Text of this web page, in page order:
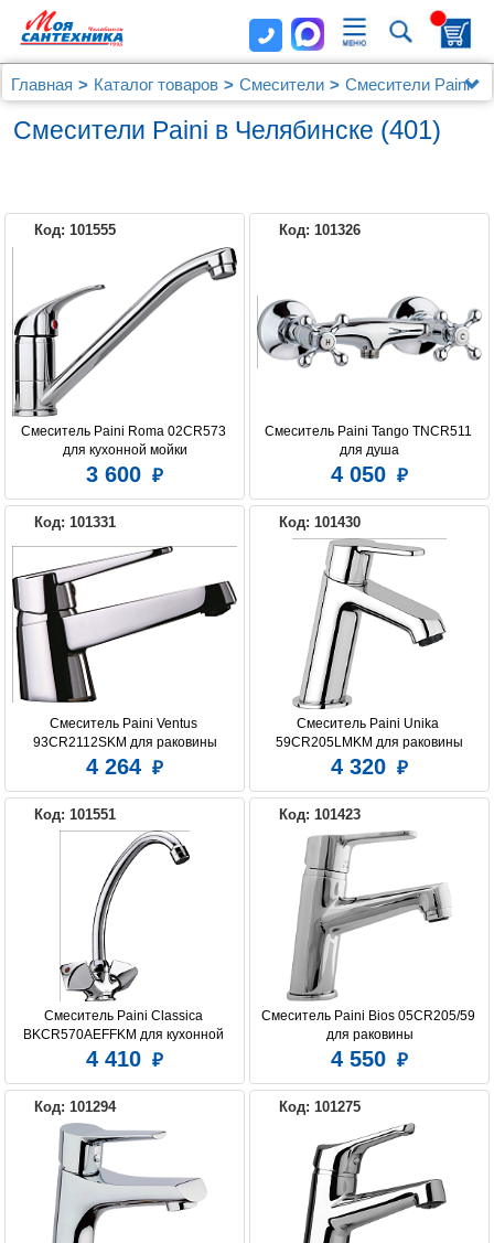
Главная Каталог товаров Смесители Смесители Paini
Смесители Paini в Челябинске (401)
Код: 101555
Смеситель Paini Roma 02CR573
для кухонной мойки
3 600
Код: 101326
Смеситель Paini Tango TNCR511
для душа
4 050
Код: 101331
Смеситель Paini Ventus
93CR2112SKM для раковины
4 264
Код: 101430
Смеситель Paini Unika
59CR205LMKM для раковины
4 320
Код: 101551
Смеситель Paini Classica
BKCR570AEFFKM для кухонной
мойки
4 410
Код: 101423
Смеситель Paini Bios 05CR205/59
для раковины
4 550
Код: 101294 Код: 101275